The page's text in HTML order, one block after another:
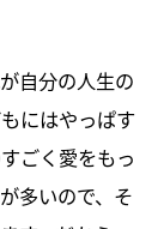
自分の人生の
にはやっぱす
ごく愛をもっ
多いので、そ